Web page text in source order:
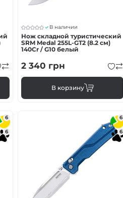
В наличии
Нож складной туристический
SRM Medal 255L-GT2 (8.2 см)
140Cr / G10 белый
2 340 грн
В корзину
6
6
6
6